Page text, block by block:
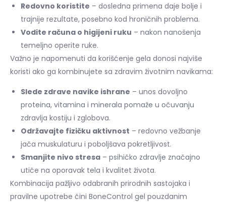
Redovno koristite – dosledna primena daje bolje i
trajnije rezultate, posebno kod hroničnih problema.
Vodite računa o higijeni ruku – nakon nanošenja
temeljno operite ruke.
Važno je napomenuti da korišćenje gela donosi najviše
koristi ako ga kombinujete sa zdravim životnim navikama:
Slede zdrave navike ishrane – unos dovoljno
proteina, vitamina i minerala pomaže u očuvanju
zdravlja kostiju i zglobova.
Održavajte fizičku aktivnost – redovno vežbanje
jača muskulaturu i poboljšava pokretljivost.
Smanjite nivo stresa – psihičko zdravlje značajno
utiče na oporavak tela i kvalitet života.
Kombinacija pažljivo odabranih prirodnih sastojaka i
pravilne upotrebe čini BoneControl gel pouzdanim